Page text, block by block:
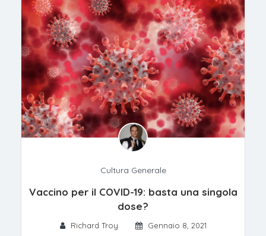
Cultura Generale
Vaccino per il COVID-19: basta una singola
dose?
Richard Troy Gennaio 8, 2021